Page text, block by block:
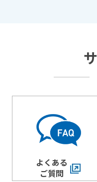
よくある
ご質問